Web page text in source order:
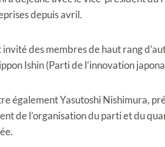
depuis avril.
invité des membres de haut rang
Ishin (Parti de l’innovation
également Yasutoshi Nishimura,
de l’organisation du parti et du